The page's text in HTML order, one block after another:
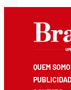
QUEM